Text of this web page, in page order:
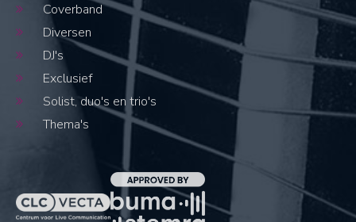
Coverband
Diversen
DJ's
Exclusief
Solist, duo's en trio's
Thema's